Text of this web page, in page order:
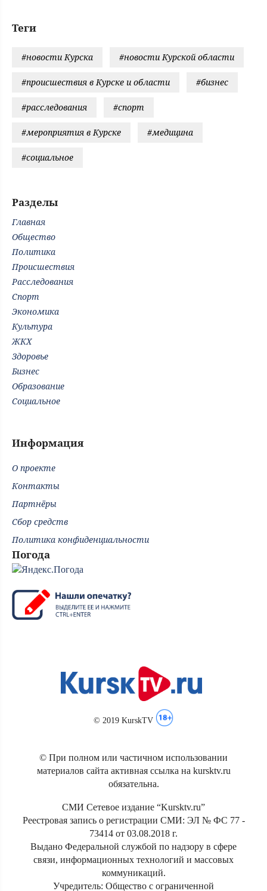
Теги
#новости Курска #новости Курской области
#происшествия в Курске и области #бизнес
#расследования #спорт
#мероприятия в Курске #медицина
#социальное
Разделы
Главная
Общество
Политика
Происшествия
Расследования
Спорт
Экономика
Культура
ЖКХ
Здоровье
Бизнес
Образование
Социальное
Информация
О проекте
Контакты
Партнёры
Сбор средств
Политика конфиденциальности
Погода
© 2019 KurskTV
© При полном или частичном использовании
материалов сайта активная ссылка на kursktv.ru
обязательна.
СМИ Сетевое издание “Kursktv.ru”
Реестровая запись о регистрации СМИ: ЭЛ № ФС 77 -
73414 от 03.08.2018 г.
Выдано Федеральной службой по надзору в сфере
связи, информационных технологий и массовых
коммуникаций.
Учредитель: Общество с ограниченной